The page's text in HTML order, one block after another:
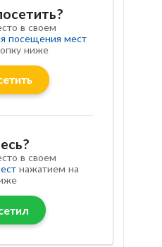
в своем
посещения мест
ниже
в своем
нажатием на